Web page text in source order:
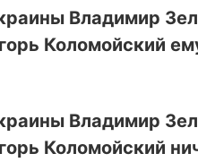
Владимир
Коломойский
Владимир
Коломойский